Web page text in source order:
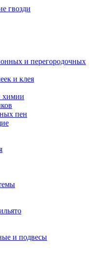
гвозди
и перегородочных
и клея
химии
пен
и подвесы